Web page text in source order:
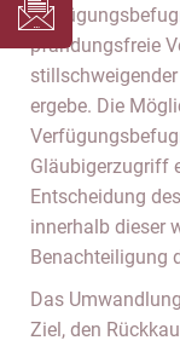
pfändungsfreie
ergebe. Die
Gläubigerzugriff
Entscheidung
innerhalb dieser
Benachteiligung
Das
Ziel, den